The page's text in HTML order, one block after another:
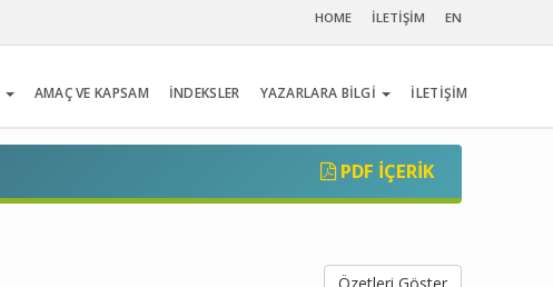
HOME İLETİŞİM EN
AMAÇ VE KAPSAM İNDEKSLER YAZARLARA BİLGİ İLETİŞİM
PDF İÇERIK